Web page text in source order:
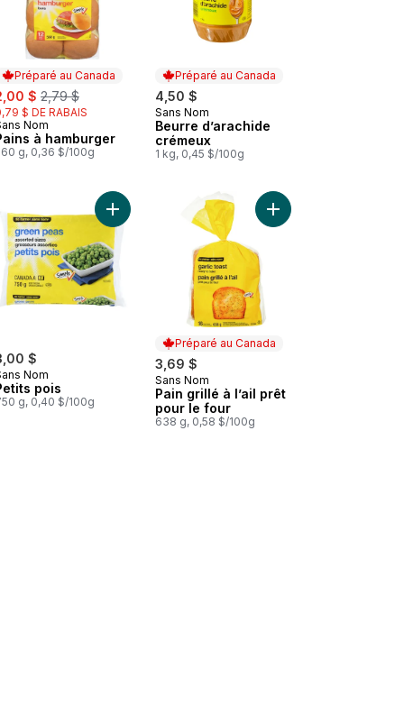
Préparé au Canada
$ , formerly:
2,79 $
$ DE RABAIS
au Canada
Nom
à hamburger
g, 0,36 $/100g
Préparé au Canada
4,50 $
Préparé au Canada
Sans Nom
Beurre d’arachide
crémeux
1 kg, 0,45 $/100g
panierde poulet au panier
$
Nom
pois
g, 0,40 $/100g
Ajouter Petits pois au panier
Préparé au Canada
3,69 $
Préparé au Canada
Sans Nom
Pain grillé à l’ail prêt
pour le four
638 g, 0,58 $/100g
Ajouter Pain grillé à
panierde légumes à la californienne au panier